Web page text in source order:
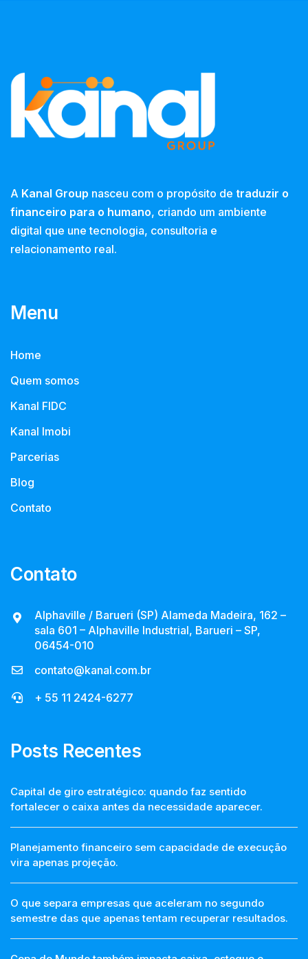
A Kanal Group nasceu com o propósito de traduzir o
financeiro para o humano, criando um ambiente
digital que une tecnologia, consultoria e
relacionamento real.
Menu
Home
Quem somos
Kanal FIDC
Kanal Imobi
Parcerias
Blog
Contato
Contato
Alphaville / Barueri (SP) Alameda Madeira, 162 –
sala 601 – Alphaville Industrial, Barueri – SP,
06454-010
contato@kanal.com.br
+ 55 11 2424-6277
Posts Recentes
Capital de giro estratégico: quando faz sentido
fortalecer o caixa antes da necessidade aparecer.
Planejamento financeiro sem capacidade de execução
vira apenas projeção.
O que separa empresas que aceleram no segundo
semestre das que apenas tentam recuperar resultados.